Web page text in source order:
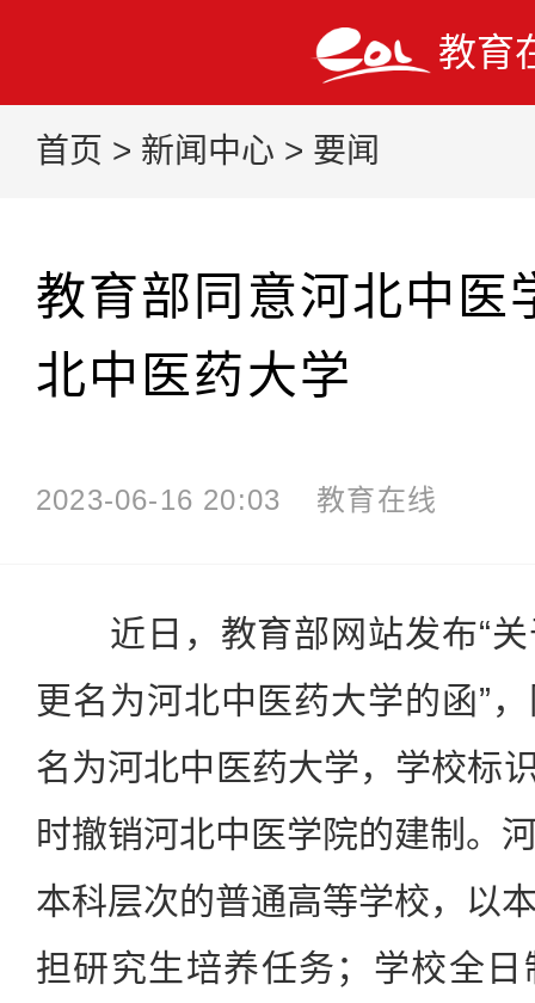
教育
首页 > 新闻中心 > 要闻
教育部同意河北中医
北中医药大学
2023-06-16 20:03 教育在线
近日，教育部网站发布“关
更名为河北中医药大学的函”
名为河北中医药大学，学校标
时撤销河北中医学院的建制。
本科层次的普通高等学校，以
担研究生培养任务；学校全